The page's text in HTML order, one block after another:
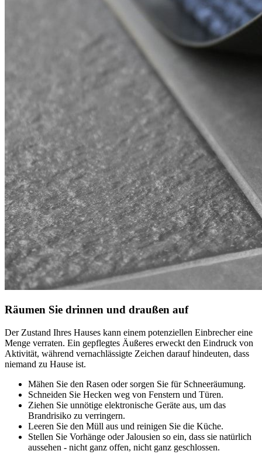
Räumen Sie drinnen und draußen auf
Der Zustand Ihres Hauses kann einem potenziellen Einbrecher eine
Menge verraten. Ein gepflegtes Äußeres erweckt den Eindruck von
Aktivität, während vernachlässigte Zeichen darauf hindeuten, dass
niemand zu Hause ist.
Mähen Sie den Rasen oder sorgen Sie für Schneeräumung.
Schneiden Sie Hecken weg von Fenstern und Türen.
Ziehen Sie unnötige elektronische Geräte aus, um das
Brandrisiko zu verringern.
Leeren Sie den Müll aus und reinigen Sie die Küche.
Stellen Sie Vorhänge oder Jalousien so ein, dass sie natürlich
aussehen - nicht ganz offen, nicht ganz geschlossen.